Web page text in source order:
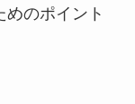
のポイント